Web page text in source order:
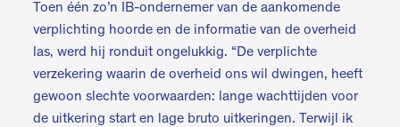
Toen één zo’n IB-ondernemer van de aankomende
verplichting hoorde en de informatie van de overheid
las, werd hij ronduit ongelukkig. “De verplichte
verzekering waarin de overheid ons wil dwingen, heeft
gewoon slechte voorwaarden: lange wachttijden voor
de uitkering start en lage bruto uitkeringen. Terwijl ik